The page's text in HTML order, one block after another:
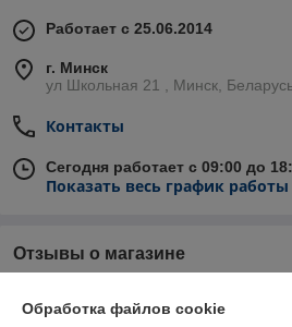
Работает с 25.06.2014
г. Минск
ул Школьная 21 , Минск,
Контакты
Сегодня работает с 09:00 до
Показать весь график работы
Отзывы о магазине
Обработка файлов cookie